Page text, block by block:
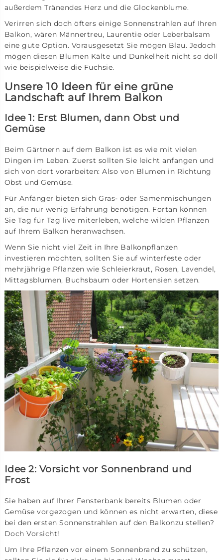
außerdem Tränendes Herz und die Glockenblume.
Verirren sich doch öfters einige Sonnenstrahlen auf Ihren
Balkon, wären Männertreu, Laurentie oder Leberbalsam
eine gute Option. Vorausgesetzt Sie mögen Blau. Jedoch
mögen diesen Blumen Kälte und Dunkelheit nicht so doll
wie beispielweise die Fuchsie.
Unsere 10 Ideen für eine grüne
Landschaft auf Ihrem Balkon
Idee 1: Erst Blumen, dann Obst und
Gemüse
Beim Gärtnern auf dem Balkon ist es wie mit vielen
Dingen im Leben. Zuerst sollten Sie leicht anfangen und
sich von dort vorarbeiten: Also von Blumen in Richtung
Obst und Gemüse.
Für Anfänger bieten sich Gras- oder Samenmischungen
an, die nur wenig Erfahrung benötigen. Fortan können
Sie Tag für Tag live miterleben, welche wilden Pflanzen
auf Ihrem Balkon heranwachsen.
Wenn Sie nicht viel Zeit in Ihre Balkonpflanzen
investieren möchten, sollten Sie auf winterfeste oder
mehrjährige Pflanzen wie Schleierkraut, Rosen, Lavendel,
Mittagsblumen, Buchsbaum oder Hortensien setzen.
Idee 2: Vorsicht vor Sonnenbrand und
Frost
Sie haben auf Ihrer Fensterbank bereits Blumen oder
Gemüse vorgezogen und können es nicht erwarten, diese
bei den ersten Sonnenstrahlen auf den Balkonzu stellen?
Doch Vorsicht!
Um Ihre Pflanzen vor einem Sonnenbrand zu schützen,